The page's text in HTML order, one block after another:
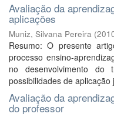
Avaliação da
aplicações
Muniz, Silvana Pereira (
Resumo: O presente
processo ensino-
no desenvolvimento
possibilidades de
Avaliação da
do professor